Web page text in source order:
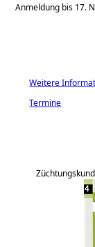
Anmeldung bis 17.
Weitere
Termine